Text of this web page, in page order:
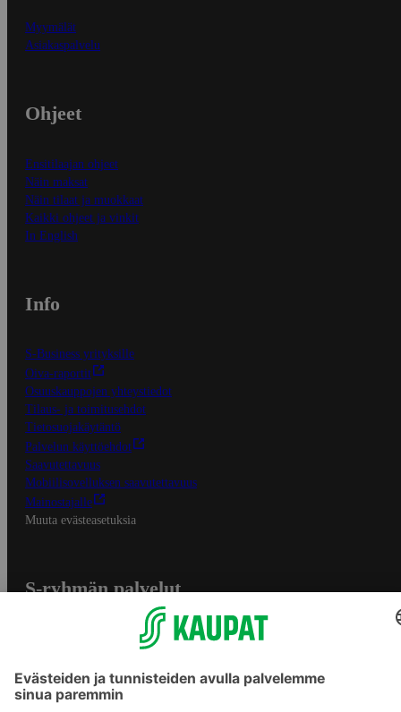
Myymälät
Asiakaspalvelu
Ohjeet
Ensitilaajan ohjeet
Näin maksat
Näin tilaat ja muokkaat
Kaikki ohjeet ja vinkit
In English
Info
S-Business yrityksille
Oiva-raportit
Osuuskauppojen yhteystiedot
Tilaus- ja toimitusehdot
Tietosuojakäytäntö
Palvelun käyttöehdot
Saavutettavuus
Mobiilisovelluksen saavutettavuus
Mainostajalle
Muuta evästeasetuksia
S-ryhmän palvelut
Yhteishyvä Ruoka -sovellus
S-ostoslista -sovellus